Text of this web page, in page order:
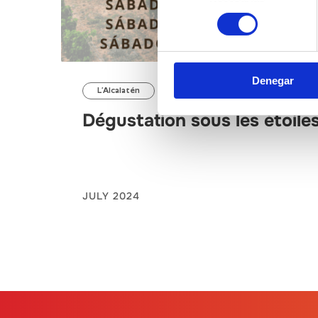
consentimiento
Denegar
L’Alcalatén
Dégustation sous les
JULY 2024